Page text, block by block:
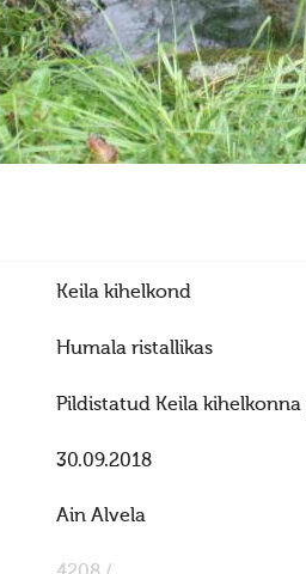
Keila kihelkond
Humala ristallikas
Pildistatud Keila
30.09.2018
Ain Alvela